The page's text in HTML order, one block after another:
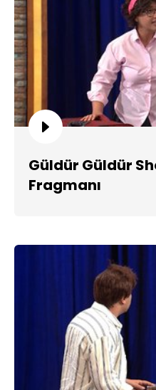
Güldür Güldür
Fragmanı